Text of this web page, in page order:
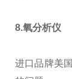
8.氧分析仪
进口品牌美国